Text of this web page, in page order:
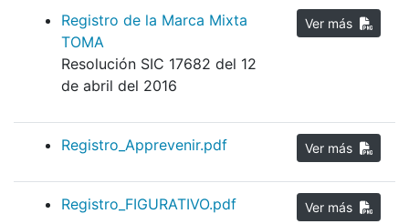
Registro de la Marca Mixta
TOMA
Resolución SIC 17682 del 12
de abril del 2016
Registro_Apprevenir.pdf
Registro_FIGURATIVO.pdf